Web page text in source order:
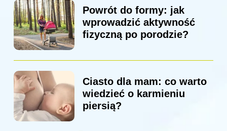
Powrót do formy: jak
wprowadzić aktywność
fizyczną po porodzie?
Ciasto dla mam: co warto
wiedzieć o karmieniu
piersią?